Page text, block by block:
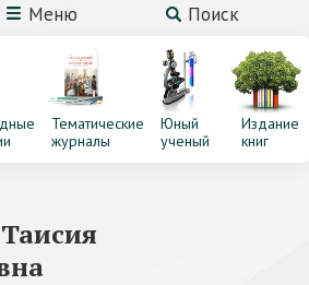
Меню Поиск
Тематические
журналы
Юный
ученый
Издание
книг